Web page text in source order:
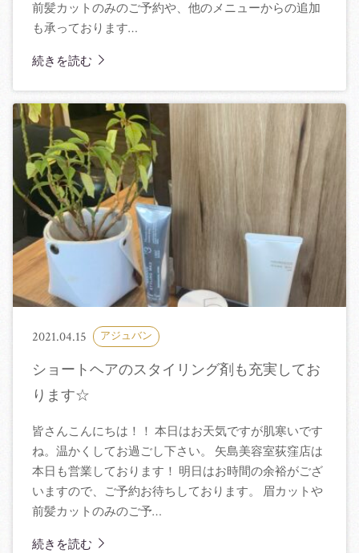
前髪カットのみのご予約や、他のメニューからの追加
も承っております…
続きを読む
2021.04.15 アジュバン
ショートヘアのスタイリング剤も充実してお
ります☆
皆さんこんにちは！！ 本日はお天気ですが肌寒いです
ね。温かくしてお過ごし下さい。 矢島美容室荻窪店は
本日も営業しております！ 明日はお時間の余裕がござ
いますので、ご予約お待ちしております。 眉カットや
前髪カットのみのご予…
続きを読む